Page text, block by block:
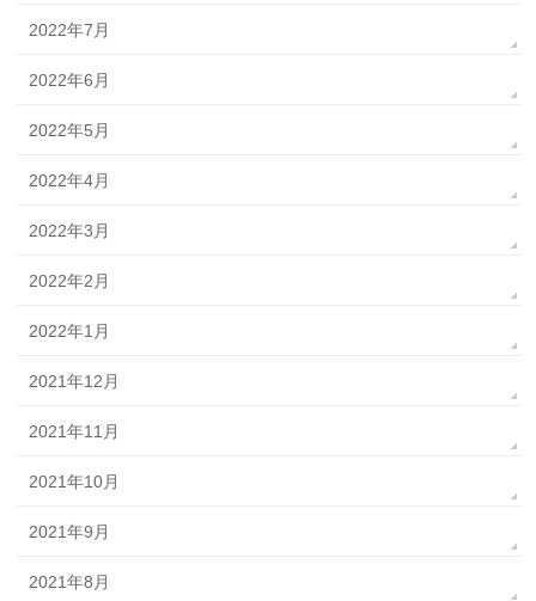
2022年7月
2022年6月
2022年5月
2022年4月
2022年3月
2022年2月
2022年1月
2021年12月
2021年11月
2021年10月
2021年9月
2021年8月